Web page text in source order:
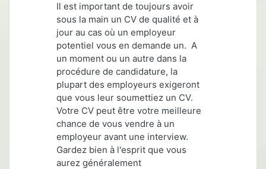
Il est important de toujours avoir
sous la main un CV de qualité et à
jour au cas où un employeur
potentiel vous en demande un. A
un moment ou un autre dans la
procédure de candidature, la
plupart des employeurs exigeront
que vous leur soumettiez un CV.
Votre CV peut être votre meilleure
chance de vous vendre à un
employeur avant une interview.
Gardez bien à l'esprit que vous
aurez généralement